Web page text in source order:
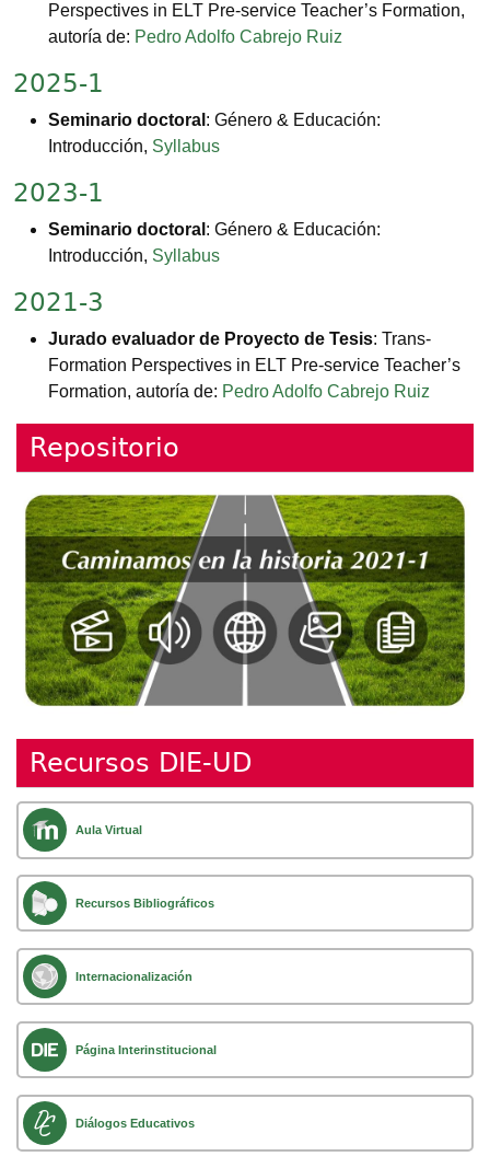
Perspectives in ELT Pre-service Teacher’s Formation,
autoría de: Pedro Adolfo Cabrejo Ruiz
2025-1
Seminario doctoral : Género & Educación:
Introducción, Syllabus
2023-1
Seminario doctoral : Género & Educación:
Introducción, Syllabus
2021-3
Jurado evaluador de Proyecto de Tesis: Trans-
Formation Perspectives in ELT Pre-service Teacher’s
Formation, autoría de: Pedro Adolfo Cabrejo Ruiz
Repositorio
Recursos DIE-UD
Aula Virtual
Recursos Bibliográficos
Internacionalización
Página Interinstitucional
Diálogos Educativos